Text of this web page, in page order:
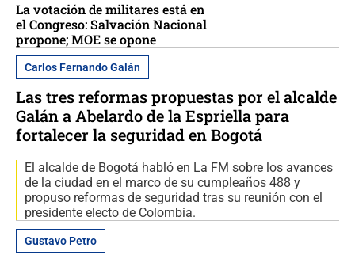
La votación de militares está en
el Congreso: Salvación Nacional
propone; MOE se opone
Carlos Fernando Galán
Las tres reformas propuestas por el alcalde
Galán a Abelardo de la Espriella para
fortalecer la seguridad en Bogotá
El alcalde de Bogotá habló en La FM sobre los avances
de la ciudad en el marco de su cumpleaños 488 y
propuso reformas de seguridad tras su reunión con el
presidente electo de Colombia.
Gustavo Petro